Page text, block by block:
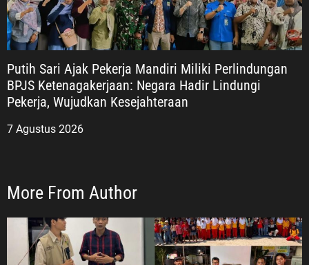
Putih Sari Ajak Pekerja Mandiri Miliki Perlindungan
BPJS Ketenagakerjaan: Negara Hadir Lindungi
Pekerja, Wujudkan Kesejahteraan
7 Agustus 2026
More From Author